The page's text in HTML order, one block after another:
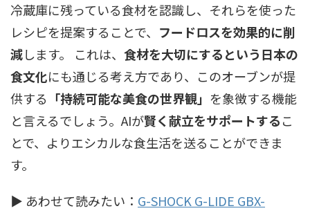
冷蔵庫に残っている食材を認識し、それらを使った
レシピを提案することで、 フードロスを効果的に削
減します。 これは、 食材を大切にするという日本の
食文化にも通じる考え方であり、このオーブンが提
供する 「持続可能な美食の世界観」 を象徴する機能
と言えるでしょう。AIが賢く献立をサポートするこ
とで、よりエシカルな食生活を送ることができま
す。
▶ あわせて読みたい： G-SHOCK G-LIDE GBX-